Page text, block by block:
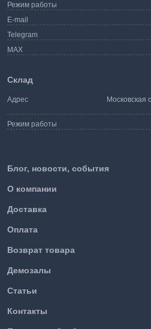
Блог, новости, события
О компании
Доставка
Оплата
Возврат товара
Демозалы
Статьи
Контакты
Режим работы
E-mail
Telegram
MAX
Склад
Адрес
Московская
Режим работы